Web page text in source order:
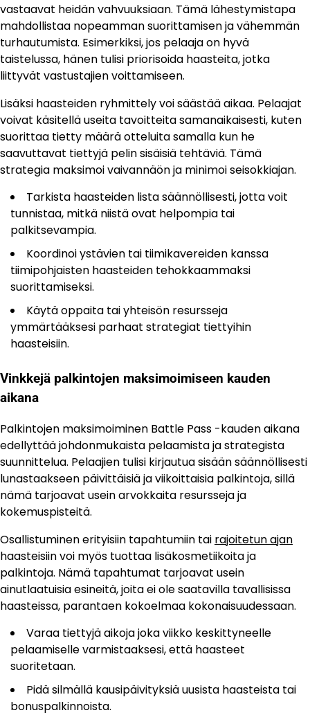
vastaavat heidän vahvuuksiaan. Tämä lähestymistapa
mahdollistaa nopeamman suorittamisen ja vähemmän
turhautumista. Esimerkiksi, jos pelaaja on hyvä
taistelussa, hänen tulisi priorisoida haasteita, jotka
liittyvät vastustajien voittamiseen.
Lisäksi haasteiden ryhmittely voi säästää aikaa. Pelaajat
voivat käsitellä useita tavoitteita samanaikaisesti, kuten
suorittaa tietty määrä otteluita samalla kun he
saavuttavat tiettyjä pelin sisäisiä tehtäviä. Tämä
strategia maksimoi vaivannäön ja minimoi seisokkiajan.
Tarkista haasteiden lista säännöllisesti, jotta voit
tunnistaa, mitkä niistä ovat helpompia tai
palkitsevampia.
Koordinoi ystävien tai tiimikavereiden kanssa
tiimipohjaisten haasteiden tehokkaammaksi
suorittamiseksi.
Käytä oppaita tai yhteisön resursseja
ymmärtääksesi parhaat strategiat tiettyihin
haasteisiin.
Vinkkejä palkintojen maksimoimiseen kauden
aikana
Palkintojen maksimoiminen Battle Pass -kauden aikana
edellyttää johdonmukaista pelaamista ja strategista
suunnittelua. Pelaajien tulisi kirjautua sisään säännöllisesti
lunastaakseen päivittäisiä ja viikoittaisia palkintoja, sillä
nämä tarjoavat usein arvokkaita resursseja ja
kokemuspisteitä.
Osallistuminen erityisiin tapahtumiin tai rajoitetun ajan
haasteisiin voi myös tuottaa lisäkosmetiikoita ja
palkintoja. Nämä tapahtumat tarjoavat usein
ainutlaatuisia esineitä, joita ei ole saatavilla tavallisissa
haasteissa, parantaen kokoelmaa kokonaisuudessaan.
Varaa tiettyjä aikoja joka viikko keskittyneelle
pelaamiselle varmistaaksesi, että haasteet
suoritetaan.
Pidä silmällä kausipäivityksiä uusista haasteista tai
bonuspalkinnoista.